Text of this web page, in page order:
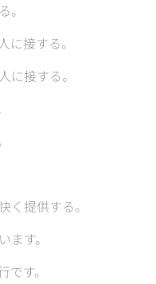
。
に接する。
に接する。
く提供する。
ます。
す。